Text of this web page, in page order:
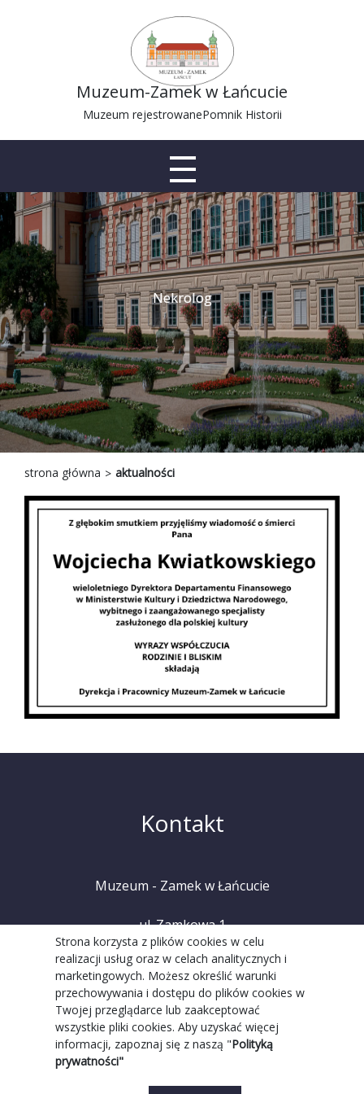
Muzeum-Zamek w Łańcucie
Muzeum rejestrowanePomnik Historii
Nekrolog
strona główna aktualności
Strona korzysta z plików cookies w celu
realizacji usług oraz w celach analitycznych i
marketingowych. Możesz określić warunki
przechowywania i dostępu do plików cookies w
Twojej przeglądarce lub zaakceptować
wszystkie pliki cookies. Aby uzyskać więcej
informacji, zapoznaj się z naszą "Polityką
prywatności"
Kontakt
Muzeum - Zamek w Łańcucie
ul. Zamkowa 1
37-100 Łańcut
tel. +48 (17) 225 20 08